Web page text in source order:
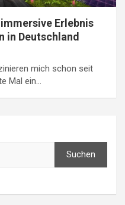
Erlebnis
in Deutschland
mich schon seit
Mal ein…
Suchen